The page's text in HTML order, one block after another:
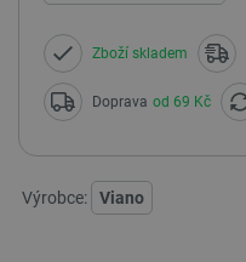
Zboží skladem
Doprava od 69 Kč
Výrobce: Viano